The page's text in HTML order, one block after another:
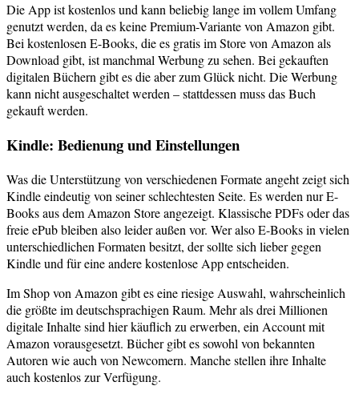
Die App ist kostenlos und kann beliebig lange im vollem Umfang
genutzt werden, da es keine Premium-Variante von Amazon gibt.
Bei kostenlosen E-Books, die es gratis im Store von Amazon als
Download gibt, ist manchmal Werbung zu sehen. Bei gekauften
digitalen Büchern gibt es die aber zum Glück nicht. Die Werbung
kann nicht ausgeschaltet werden – stattdessen muss das Buch
gekauft werden.
Kindle: Bedienung und Einstellungen
Was die Unterstützung von verschiedenen Formate angeht zeigt sich
Kindle eindeutig von seiner schlechtesten Seite. Es werden nur E-
Books aus dem Amazon Store angezeigt. Klassische PDFs oder das
freie ePub bleiben also leider außen vor. Wer also E-Books in vielen
unterschiedlichen Formaten besitzt, der sollte sich lieber gegen
Kindle und für eine andere kostenlose App entscheiden.
Im Shop von Amazon gibt es eine riesige Auswahl, wahrscheinlich
die größte im deutschsprachigen Raum. Mehr als drei Millionen
digitale Inhalte sind hier käuflich zu erwerben, ein Account mit
Amazon vorausgesetzt. Bücher gibt es sowohl von bekannten
Autoren wie auch von Newcomern. Manche stellen ihre Inhalte
auch kostenlos zur Verfügung.